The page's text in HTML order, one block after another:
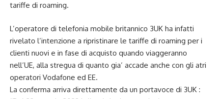
tariffe di roaming.
L’operatore di telefonia mobile britannico 3UK ha infatti
rivelato l’intenzione a ripristinare le tariffe di roaming per i
clienti nuovi e in fase di acquisto quando viaggeranno
nell’UE, alla stregua di quanto gia’ accade anche con gli atri
operatori Vodafone ed EE.
La conferma arriva direttamente da un portavoce di 3UK :